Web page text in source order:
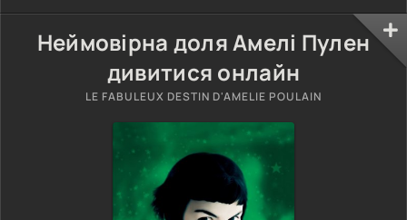
Неймовірна доля Амелі Пулен
дивитися онлайн
LE FABULEUX DESTIN D'AMELIE POULAIN